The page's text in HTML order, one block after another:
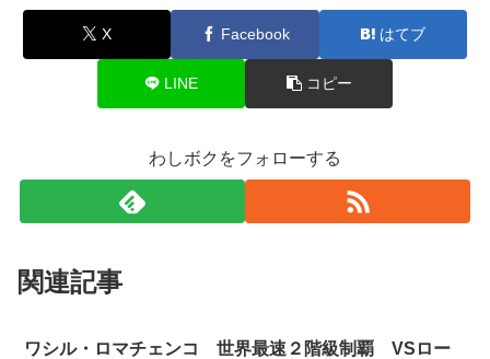
X Facebook はてブ
LINE コピー
わしボクをフォローする
関連記事
ワシル・ロマチェンコ 世界最速２階級制覇 VSロー